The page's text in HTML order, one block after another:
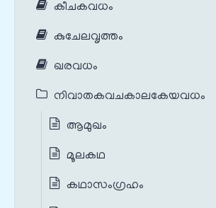
കീചകവധം
കുചേലവൃത്തം
ഖരവധം
നിവാതകവചകാലകേയവധം
ആമുഖം
മൂലകഥ
കഥാസംഗ്രഹം